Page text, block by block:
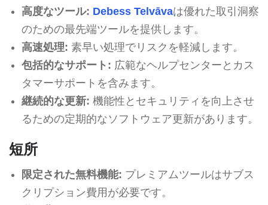
高度なツール: Debess Telvāvaは優れた取引洞察
のための最先端ツールを提供します。
高速処理: 素早い処理でリスクを軽減します。
包括的なサポート: 広範なヘルプセンターとカス
タマーサポートを含みます。
継続的な更新: 機能性とセキュリティを向上させ
るための定期的なソフトウェア更新があります。
短所
限定された無料機能: プレミアムツールはサブス
クリプション費用が必要です。